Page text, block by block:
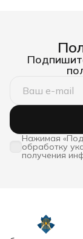
Нажимая
обработку
получения